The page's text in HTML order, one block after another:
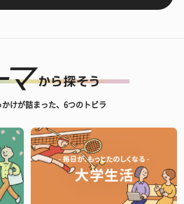
かけが詰まった、6つのトビラ